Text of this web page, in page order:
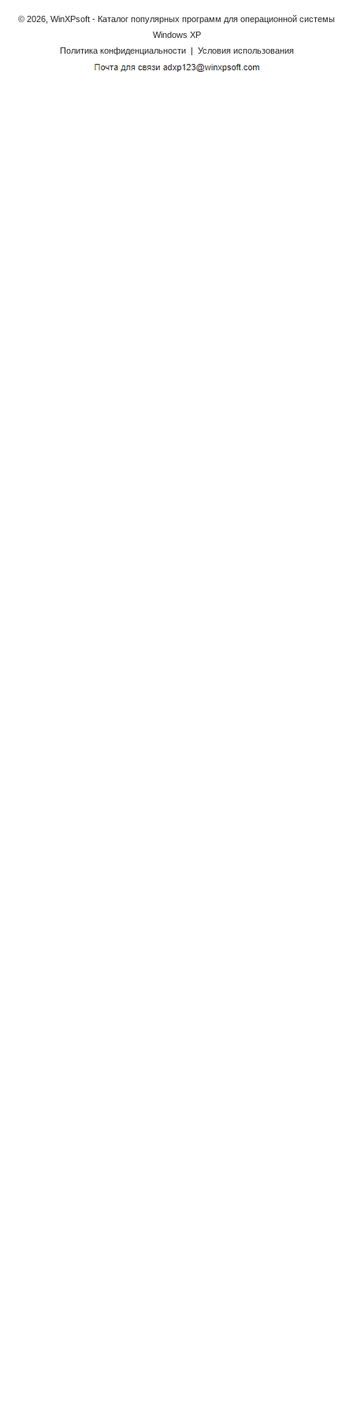
© 2026, WinXPsoft - Каталог популярных программ для операционной системы
Windows XP
Политика конфиденциальности
Условия использования